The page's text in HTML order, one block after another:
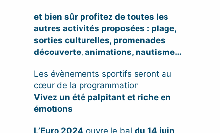
et bien sûr profitez de toutes les
autres activités proposées : plage,
sorties culturelles, promenades
découverte, animations, nautisme…
Les évènements sportifs seront au
cœur de la programmation
Vivez un été palpitant et riche en
émotions
L’Euro 2024 ouvre le bal du 14 juin